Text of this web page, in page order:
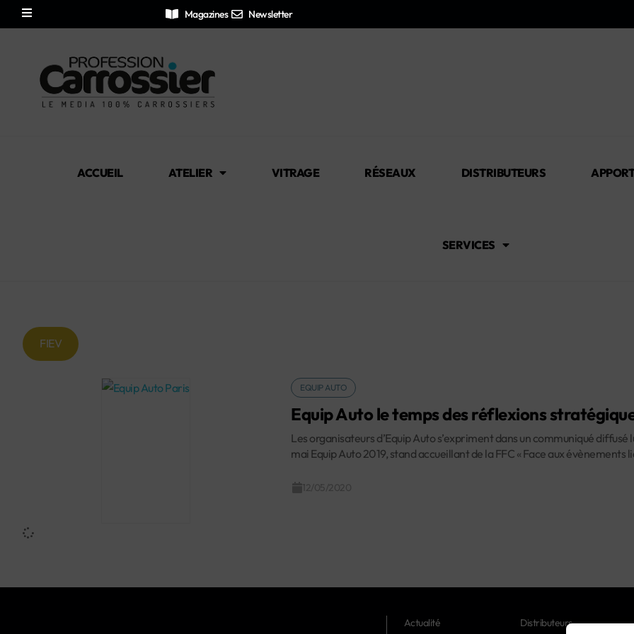
Magazines Newsletter
ACCUEIL ATELIER VITRAGE RÉSEAUX DISTRIBUTEURS
SERVICES
FIEV
EQUIP AUTO
Equip Auto le temps des réflexions
Les organisateurs d’Equip Auto s’expriment dans un communiqué diffusé
mai Equip Auto 2019, stand accueillant de la FFC « Face aux évènements
Actualité Distributeurs